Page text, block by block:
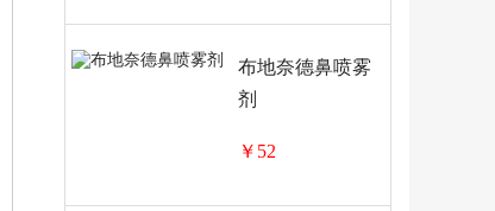
布地奈德鼻喷雾
剂
￥52